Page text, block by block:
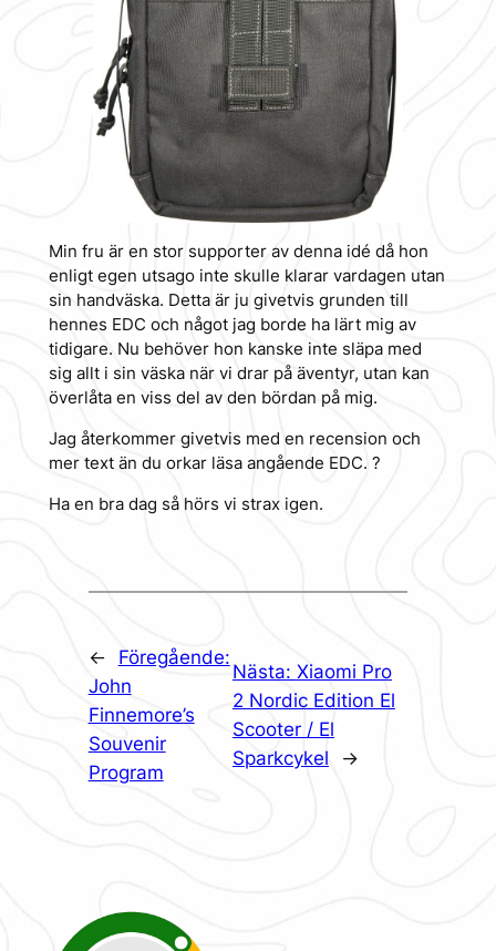
Min fru är en stor supporter av denna idé då hon
enligt egen utsago inte skulle klarar vardagen utan
sin handväska. Detta är ju givetvis grunden till
hennes EDC och något jag borde ha lärt mig av
tidigare. Nu behöver hon kanske inte släpa med
sig allt i sin väska när vi drar på äventyr, utan kan
överlåta en viss del av den bördan på mig.
Jag återkommer givetvis med en recension och
mer text än du orkar läsa angående EDC. ?
Ha en bra dag så hörs vi strax igen.
←
Föregående:
John
Finnemore’s
Souvenir
Program
Nästa: Xiaomi Pro
2 Nordic Edition El
Scooter / El
Sparkcykel
→